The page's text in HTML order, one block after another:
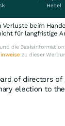
Hebel
beim
für langfristige
die
zu dieser
of directors
election to